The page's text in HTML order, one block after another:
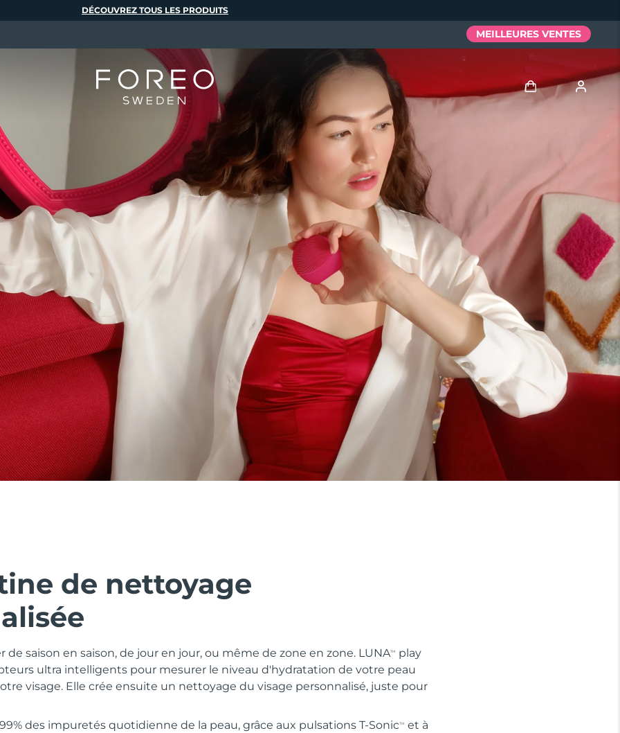
de nettoyage
de saison en saison, de jour en jour, ou même de zone en zone. LUNATM
play
ultra intelligents pour mesurer le niveau d'hydratation de votre peau
visage. Elle crée ensuite un nettoyage du visage personnalisé, juste pour
des impuretés quotidienne de la peau, grâce aux pulsations T-SonicTM
et à
DÉCOUVREZ TOUS LES PRODUITS
MEILLEURES VENTES
Profil de l'utilisateur
Mes appareils
Mes commandes
Mes adresses
Mes abonnements